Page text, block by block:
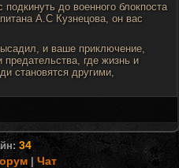
до военного блокпоста
А.С Кузнецова, он вас
и ваше приключение,
где жизнь и
становятся другими,
34
| Чат